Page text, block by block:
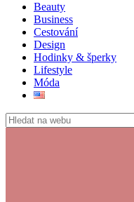
Beauty
Business
Cestování
Design
Hodinky & šperky
Lifestyle
Móda